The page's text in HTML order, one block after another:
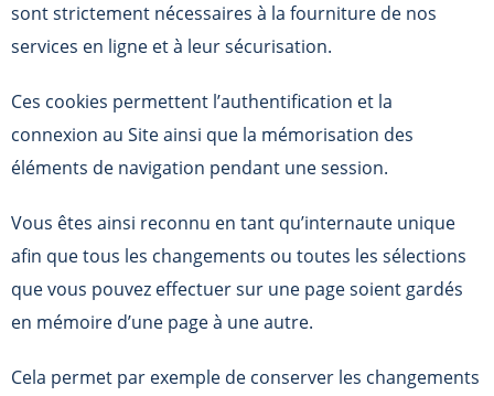
sont strictement nécessaires à la fourniture de nos
services en ligne et à leur sécurisation.
Ces cookies permettent l’authentification et la
connexion au Site ainsi que la mémorisation des
éléments de navigation pendant une session.
Vous êtes ainsi reconnu en tant qu’internaute unique
afin que tous les changements ou toutes les sélections
que vous pouvez effectuer sur une page soient gardés
en mémoire d’une page à une autre.
Cela permet par exemple de conserver les changements